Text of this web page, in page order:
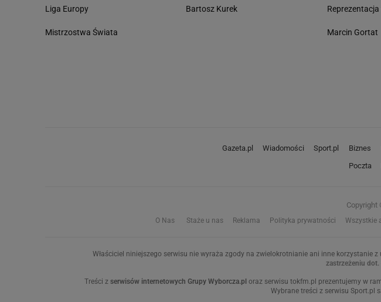
Liga Europy
Mistrzostwa Świata
Bartosz Kurek
Marcin Gortat
Gazeta.pl Wiadomości Sport.pl Biznes
Poczta
Copyright
O Nas Staże u nas Reklama Polityka prywatności Wszystkie
Właściciel niniejszego serwisu nie wyraża zgody na zwielokrotnianie ani inne
zastrzeżeniu
Treści z serwisów internetowych Grupy Wyborcza.pl oraz serwisu tokfm.pl prezentujemy w
Wybrane treści z serwisu Sport.pl